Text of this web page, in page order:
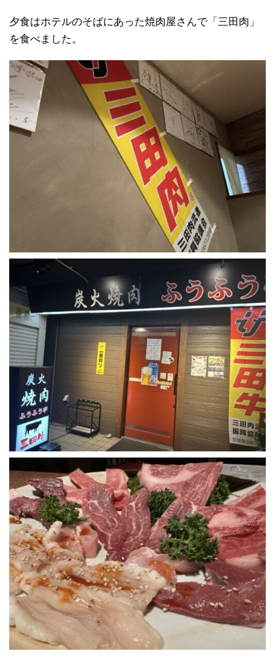
夕食はホテルのそばにあった焼肉屋さんで「三田肉」
を食べました。